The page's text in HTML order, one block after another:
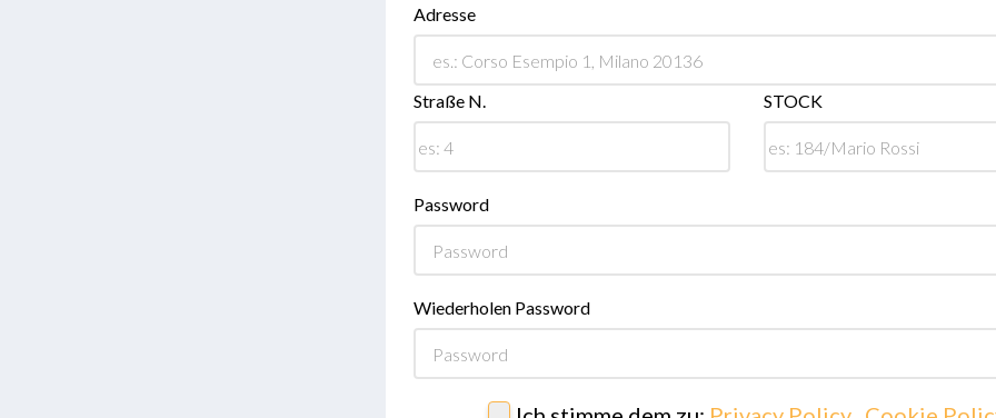
Adresse
Straße N. STOCK
Password
Wiederholen Password